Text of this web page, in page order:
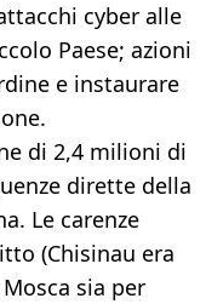
cyber alle
Paese; azioni
e instaurare
di 2,4 milioni di
dirette della
Le carenze
(Chisinau era
sia per